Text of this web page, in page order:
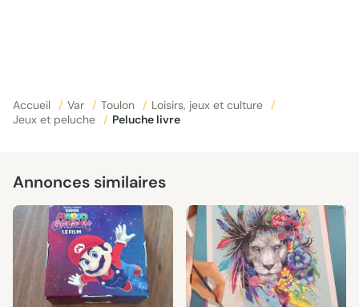
Accueil / Var / Toulon / Loisirs, jeux et culture
/
Jeux et peluche
/ Peluche livre
Annonces similaires